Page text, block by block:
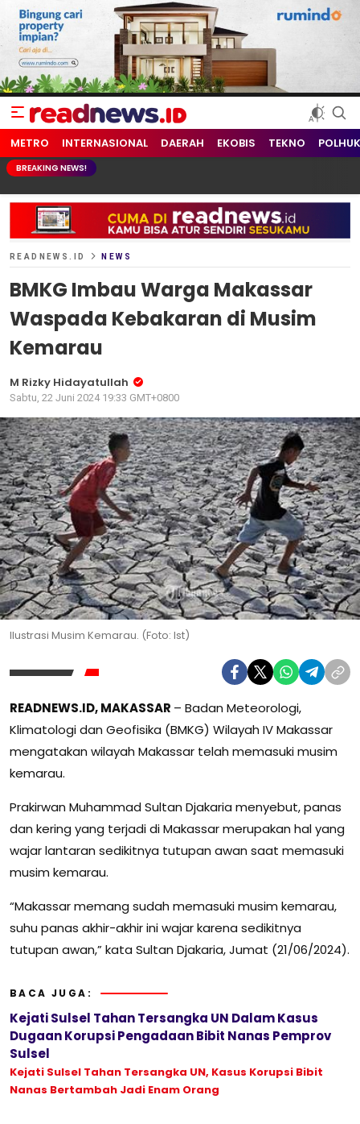
readnews.id
Berita Terkini, Update Terbaru Hari ini dari Indonesia dan Dunia
METRO INTERNASIONAL DAERAH EKOBIS TEKNO
BREAKING NEWS!
READNEWS.ID NEWS
BMKG Imbau Warga Makassar
Waspada Kebakaran di Musim
Kemarau
M Rizky Hidayatullah
Sabtu, 22 Juni 2024 19:33 GMT+0800
Ilustrasi Musim Kemarau. (Foto: Ist)
READNEWS.ID, MAKASSAR – Badan Meteorologi,
Klimatologi dan Geofisika (BMKG) Wilayah IV Makassar
mengatakan wilayah Makassar telah memasuki musim
kemarau.
Prakirwan Muhammad Sultan Djakaria menyebut, panas
dan kering yang terjadi di Makassar merupakan hal yang
wajar lantaran sedikitnya tutupan awan saat memasuki
musim kemarau.
“Makassar memang sudah memasuki musim kemarau,
suhu panas akhir-akhir ini wajar karena sedikitnya
tutupan awan,” kata Sultan Djakaria, Jumat (21/06/2024).
BACA JUGA:
Kejati Sulsel Tahan Tersangka UN Dalam Kasus
Dugaan Korupsi Pengadaan Bibit Nanas Pemprov
Sulsel
Kejati Sulsel Tahan Tersangka UN, Kasus Korupsi Bibit
Nanas Bertambah Jadi Enam Orang